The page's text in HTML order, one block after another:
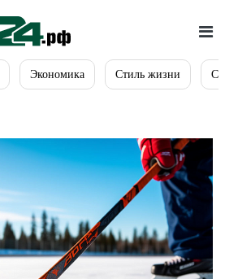
Экономика Стиль жизни